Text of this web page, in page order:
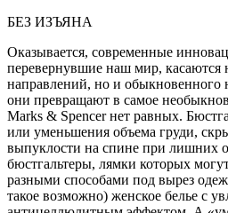
БЕЗ ИЗЪЯНА
Оказывается, современные
перевернувшие наш мир, касаются
направлений, но и обыкновенного
они превращают в самое
Marks & Spencer нет равных.
или уменьшения объема груди,
выпуклости на спине при лишних
бюстгальтеры, лямки которых
разными способами под вырез
такое возможно) женское белье с